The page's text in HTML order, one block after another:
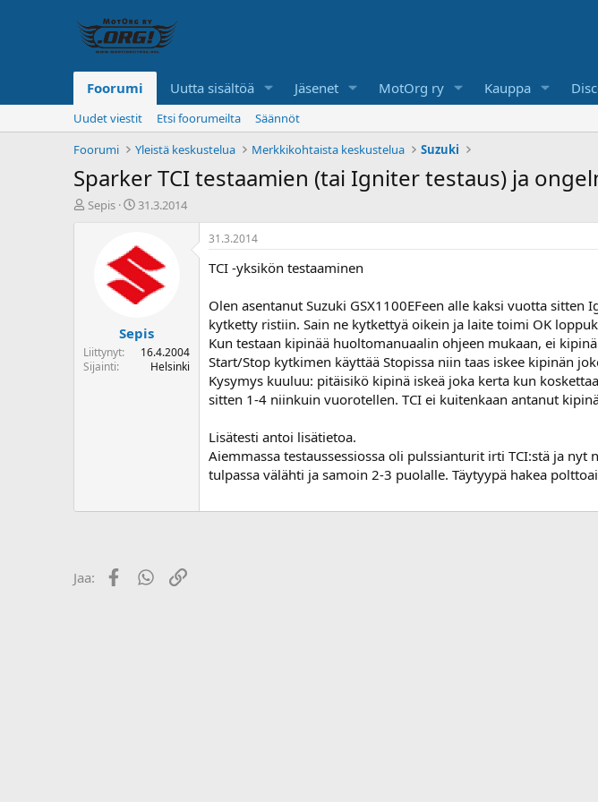
Foorumi Uutta sisältöä Jäsenet MotOrg ry Kauppa
Uudet viestit Etsi foorumeilta
Säännöt
Foorumi
Yleistä keskustelua Merkkikohtaista keskustelua Suzuki
Sparker TCI testaamien (tai Igniter testaus) ja
K
u
n
a
Sepis
A
i
t
u
s
ä
31.3.2014
Sepis
Liittynyt
16.4.2004
Sijainti
Helsinki
31.3.2014
TCI -yksikön testaaminen
Olen asentanut Suzuki GSX1100EFeen alle kaksi vuotta
kytketty ristiin. Sain ne kytkettyä oikein ja laite toimi OK
Kun testaan kipinää huoltomanuaalin ohjeen mukaan, ei
Start/Stop kytkimen käyttää Stopissa niin taas iskee kipinän
Kysymys kuuluu: pitäisikö kipinä iskeä joka kerta kun
sitten 1-4 niinkuin vuorotellen. TCI ei kuitenkaan antanut
Lisätesti antoi lisätietoa.
Aiemmassa testaussessiossa oli pulssianturit irti TCI:stä ja
tulpassa välähti ja samoin 2-3 puolalle. Täytyypä hakea
Jaa: FacebookWhatsApp
Linkki